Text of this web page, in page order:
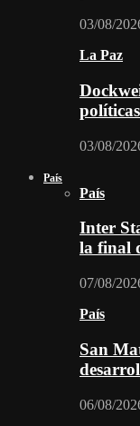
03/08/
La Paz
03/08/
País
País
Inter
la final
07/08/
País
San
06/08/